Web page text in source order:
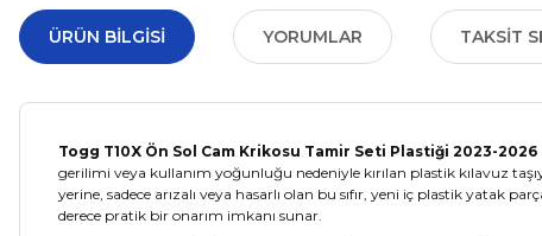
ÜRÜN BILGISI YORUMLAR TAKSIT
Togg T10X Ön Sol Cam Krikosu Tamir Seti Plastiği 2023-2026
gerilimi veya kullanım yoğunluğu nedeniyle kırılan plastik kılavuz
yerine, sadece arızalı veya hasarlı olan bu sıfır, yeni iç plastik yatak
derece pratik bir onarım imkanı sunar.